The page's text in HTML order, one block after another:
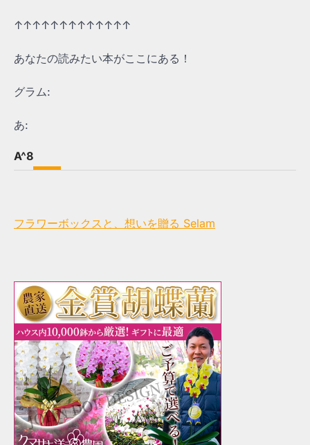
↑↑↑↑↑↑↑↑↑↑↑↑↑
あなたの読みたい本がここにある！
グラム:
あ:
A^8
フラワーボックスと、想いを贈る Selam